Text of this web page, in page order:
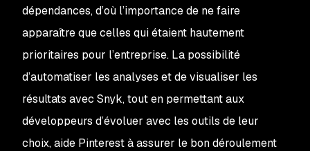
dépendances, d’où l’importance de ne faire
apparaître que celles qui étaient hautement
prioritaires pour l’entreprise. La possibilité
d’automatiser les analyses et de visualiser les
résultats avec Snyk, tout en permettant aux
développeurs d’évoluer avec les outils de leur
choix, aide Pinterest à assurer le bon déroulement